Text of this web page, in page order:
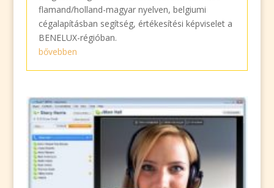
flamand/holland-magyar nyelven, belgiumi
cégalapításban segítség, értékesítési képviselet a
BENELUX-régióban.
bővebben